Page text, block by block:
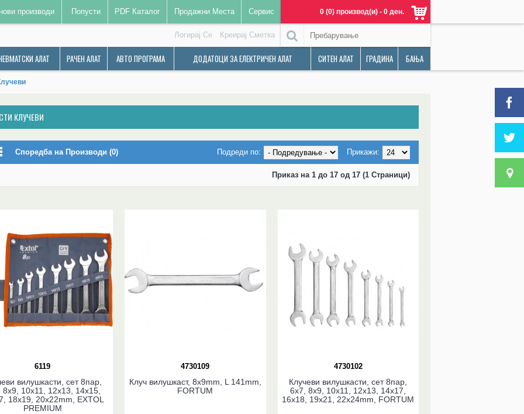
производи Попусти PDF Каталог Продажни Места Сервис 0 (0) производ(и) - 0 ден.
Логирај Се Креирај Сметка
АЛАТ РАЧЕН АЛАТ АВТО ПРОГРАМА ДОДАТОЦИ ЗА ЕЛЕКТРИЧЕН АЛАТ СИТЕН АЛАТ ГРАДИНА БАЊА
КЛУЧЕВИ
Споредба на Производи (0) Прикажи:
Подреди по:
Приказ на 1 до 17 од 17 (1 Страници)
6119
вилушкасти, сет 8пар,
8x9, 10x11, 12x13, 14x15,
18x19, 20x22mm, EXTOL
PREMIUM
4730109
Клуч вилушкаст, 8x9mm, L 141mm,
FORTUM
4730102
Клучеви вилушкасти, сет 8пар,
6x7, 8x9, 10x11, 12x13, 14x17,
16x18, 19x21, 22x24mm, FORTUM